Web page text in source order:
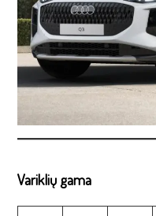
Variklių gama